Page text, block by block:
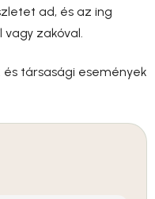
ad, és az ing
zakóval.
és társasági események